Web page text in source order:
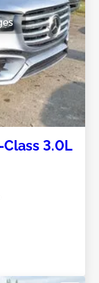
Class 3.0L